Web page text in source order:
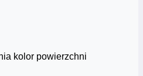
kolor powierzchni